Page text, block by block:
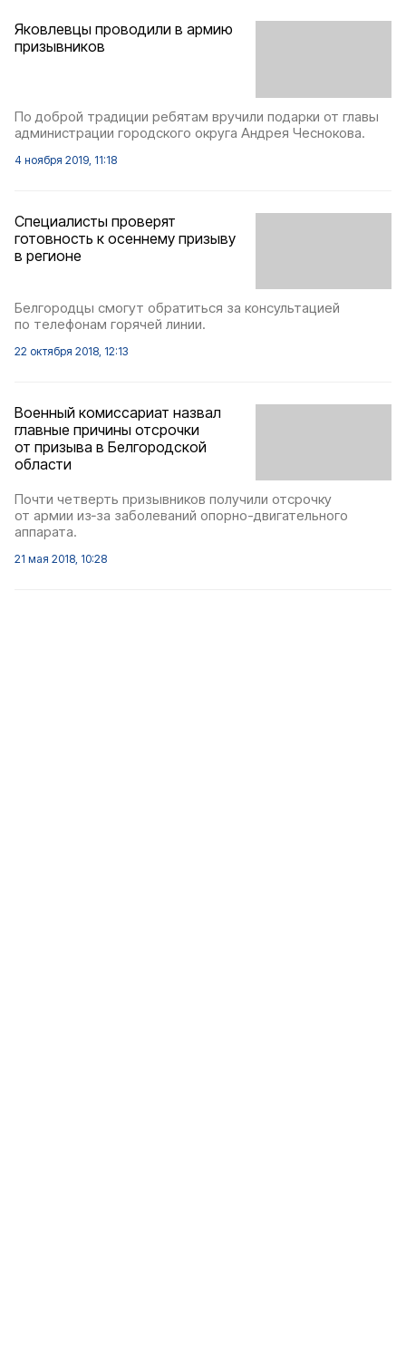
Яковлевцы проводили в армию
призывников
По доброй традиции ребятам вручили подарки от главы
администрации городского округа Андрея Чеснокова.
4 ноября 2019, 11:18
Специалисты проверят
готовность к осеннему призыву
в регионе
Белгородцы смогут обратиться за консультацией
по телефонам горячей линии.
22 октября 2018, 12:13
Военный комиссариат назвал
главные причины отсрочки
от призыва в Белгородской
области
Почти четверть призывников получили отсрочку
от армии из‑за заболеваний опорно-двигательного
аппарата.
21 мая 2018, 10:28